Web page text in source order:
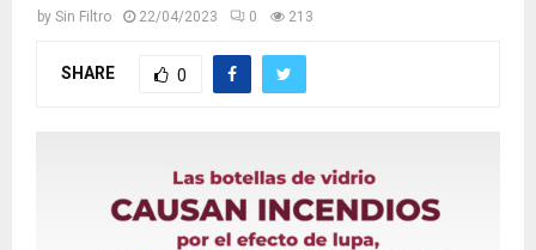
by Sin Filtro 22/04/2023 0 213
SHARE 0